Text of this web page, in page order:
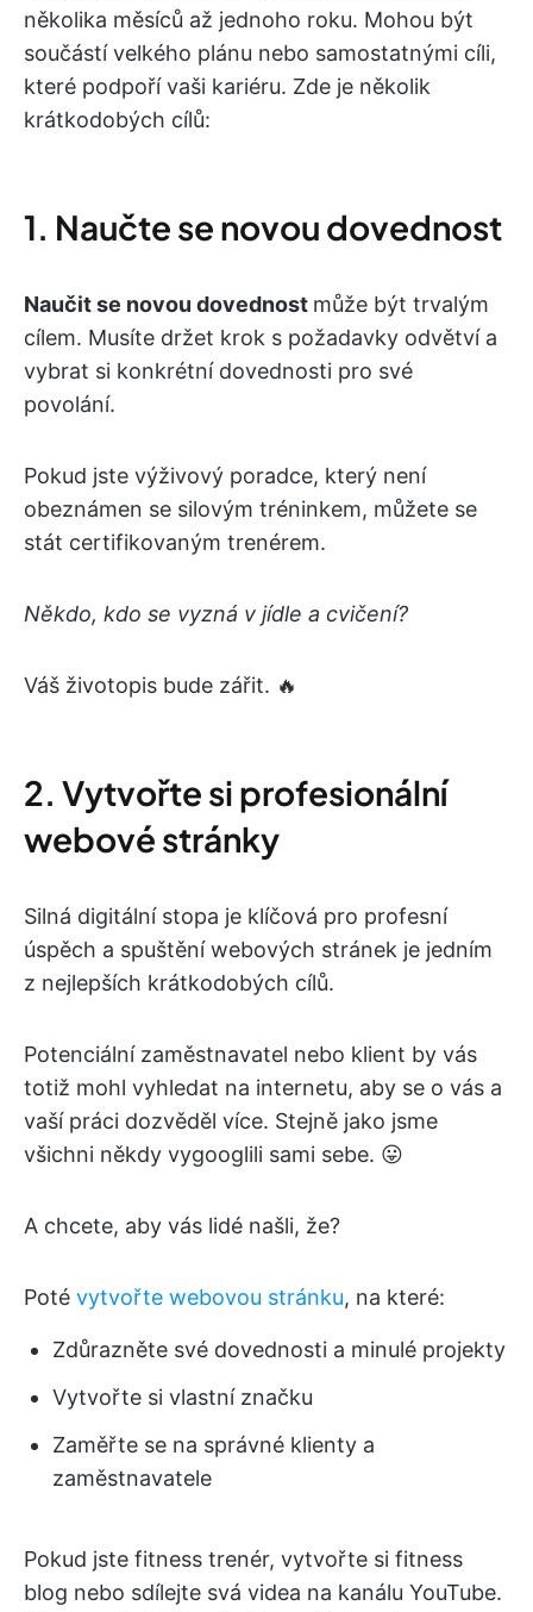
několika měsíců až jednoho roku. Mohou být
součástí velkého plánu nebo samostatnými cíli,
které podpoří vaši kariéru. Zde je několik
krátkodobých cílů:
1. Naučte se novou dovednost
Naučit se novou dovednost může být trvalým
cílem. Musíte držet krok s požadavky odvětví a
vybrat si konkrétní dovednosti pro své
povolání.
Pokud jste výživový poradce, který není
obeznámen se silovým tréninkem, můžete se
stát certifikovaným trenérem.
Někdo, kdo se vyzná v jídle a cvičení?
Váš životopis bude zářit. 🔥
2. Vytvořte si profesionální
webové stránky
Silná digitální stopa je klíčová pro profesní
úspěch a spuštění webových stránek je jedním
z nejlepších krátkodobých cílů.
Potenciální zaměstnavatel nebo klient by vás
totiž mohl vyhledat na internetu, aby se o vás a
vaší práci dozvěděl více. Stejně jako jsme
všichni někdy vygooglili sami sebe. 😛
A chcete, aby vás lidé našli, že?
Poté vytvořte webovou stránku, na které:
Zdůrazněte své dovednosti a minulé projekty
Vytvořte si vlastní značku
Zaměřte se na správné klienty a
zaměstnavatele
Pokud jste fitness trenér, vytvořte si fitness
blog nebo sdílejte svá videa na kanálu YouTube.